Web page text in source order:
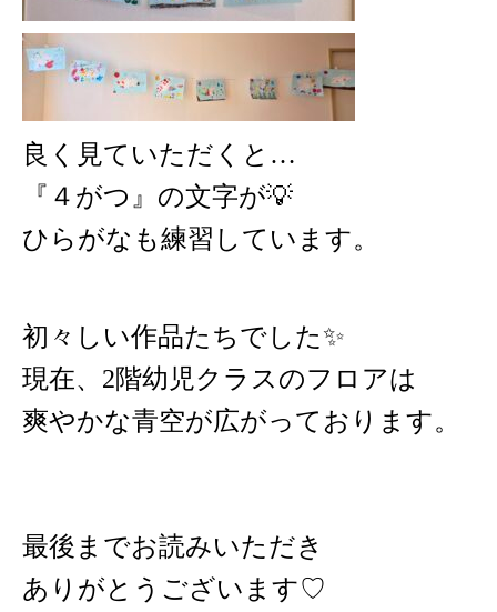
良く見ていただくと…
『４がつ』の文字が💡
ひらがなも練習しています。
初々しい作品たちでした✨️
現在、2階幼児クラスのフロアは
爽やかな青空が広がっております。
最後までお読みいただき
ありがとうございます♡